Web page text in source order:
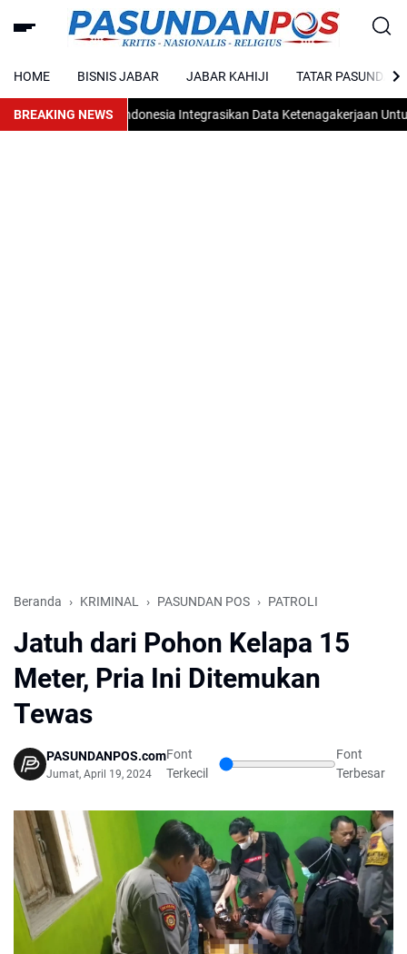
HOME BISNIS JABAR JABAR KAHIJI TATAR PASUNDAN
BREAKING NEWSIndonesia Integrasikan Data Ketenagakerjaan Untuk
Beranda KRIMINAL PASUNDAN POS PATROLI
Jatuh dari Pohon Kelapa 15
Meter, Pria Ini Ditemukan
Tewas
PASUNDANPOS.com
Jumat, April 19, 2024
Font
Terkecil
Font
Terbesar